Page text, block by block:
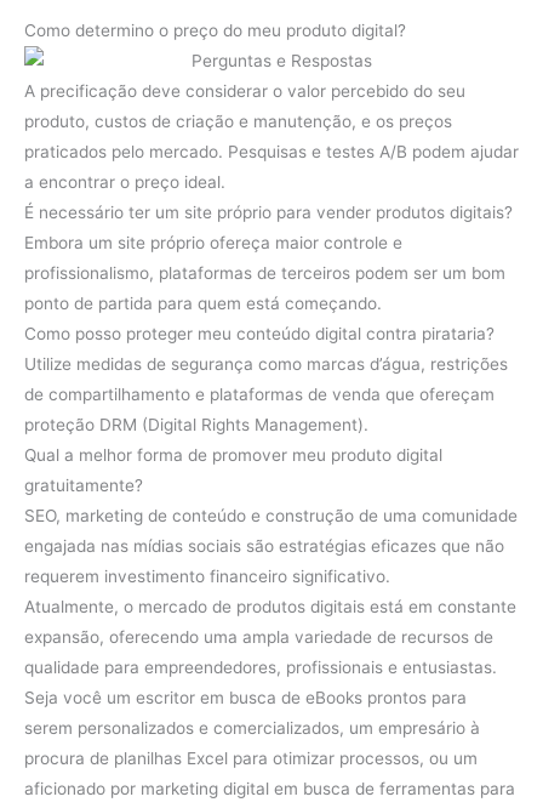
Como determino o preço do meu produto digital?
A precificação deve considerar o valor percebido do seu
produto, custos de criação e manutenção, e os preços
praticados pelo mercado. Pesquisas e testes A/B podem ajudar
a encontrar o preço ideal.
É necessário ter um site próprio para vender produtos digitais?
Embora um site próprio ofereça maior controle e
profissionalismo, plataformas de terceiros podem ser um bom
ponto de partida para quem está começando.
Como posso proteger meu conteúdo digital contra pirataria?
Utilize medidas de segurança como marcas d’água, restrições
de compartilhamento e plataformas de venda que ofereçam
proteção DRM (Digital Rights Management).
Qual a melhor forma de promover meu produto digital
gratuitamente?
SEO, marketing de conteúdo e construção de uma comunidade
engajada nas mídias sociais são estratégias eficazes que não
requerem investimento financeiro significativo.
Atualmente, o mercado de produtos digitais está em constante
expansão, oferecendo uma ampla variedade de recursos de
qualidade para empreendedores, profissionais e entusiastas.
Seja você um escritor em busca de eBooks prontos para
serem personalizados e comercializados, um empresário à
procura de planilhas Excel para otimizar processos, ou um
aficionado por marketing digital em busca de ferramentas para